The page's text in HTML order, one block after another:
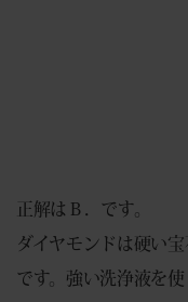
正解はＢ．です。
ダイヤモンドは硬い
です。強い洗浄液を